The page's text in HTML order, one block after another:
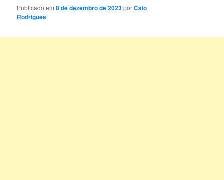
Publicado em8 de dezembro de 2023porCaio
Rodrigues